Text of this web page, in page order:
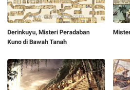
Derinkuyu, Misteri Peradaban
Kuno di Bawah Tanah